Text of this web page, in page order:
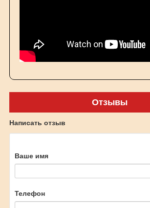
Отзывы
Написать отзыв
Ваше имя
Телефон